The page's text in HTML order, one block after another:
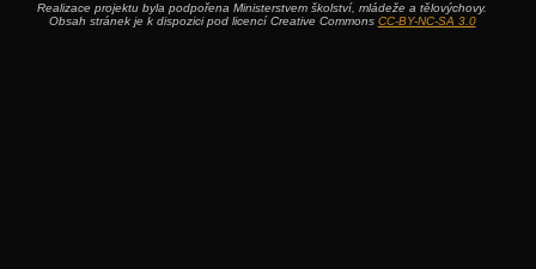
Realizace projektu byla podpořena Ministerstvem školství, mládeže a tělovýchovy.
Obsah stránek je k dispozici pod licencí Creative Commons CC-BY-NC-SA 3.0